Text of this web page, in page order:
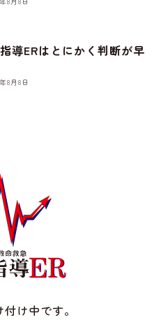
導ERはとにかく判断が早
8月8日
け中です。